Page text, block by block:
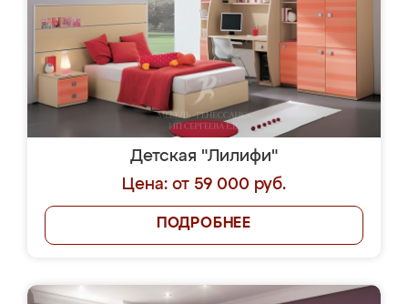
Детская "Лилифи"
Цена: от 59 000 руб.
ПОДРОБНЕЕ